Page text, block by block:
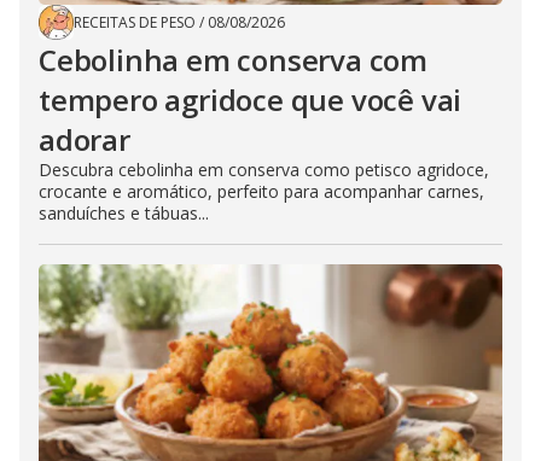
RECEITAS DE PESO / 08/08/2026
Cebolinha em conserva com
tempero agridoce que você vai
adorar
Descubra cebolinha em conserva como petisco agridoce,
crocante e aromático, perfeito para acompanhar carnes,
sanduíches e tábuas...